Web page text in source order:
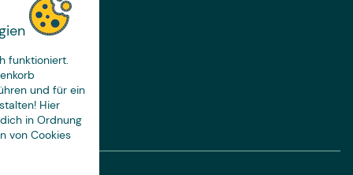
funktioniert.
und für ein
Hier
in Ordnung
von Cookies